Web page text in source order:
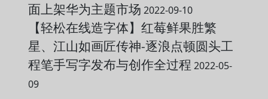
面上架华为主题市场 2022-09-10
【轻松在线造字体】红莓鲜果胜繁
星、江山如画匠传神-逐浪点顿圆头工
程笔手写字发布与创作全过程 2022-05-
09